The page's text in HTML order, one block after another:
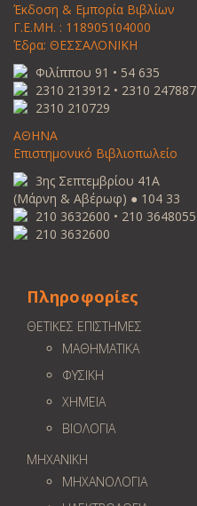
Έκδοση & Εμπορία Βιβλίων
Γ.Ε.ΜΗ. : 118905104000
Έδρα: ΘΕΣΣΑΛΟΝΙΚΗ
Φιλίππου 91 • 54 635
2310 213912 • 2310 247887
2310 210729
ΑΘΗΝΑ
Επιστημονικό Βιβλιοπωλείο
3ης Σεπτεμβρίου 41Α
(Μάρνη & Αβέρωφ) ● 104 33
210 3632600 • 210 3648055
210 3632600
Πληροφορίες
ΘΕΤΙΚΕΣ ΕΠΙΣΤΗΜΕΣ
ΜΑΘΗΜΑΤΙΚΑ
ΦΥΣΙΚΗ
ΧΗΜΕΙΑ
ΒΙΟΛΟΓΙΑ
ΜΗΧΑΝΙΚΗ
ΜΗΧΑΝΟΛΟΓΙΑ